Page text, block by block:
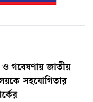
ও গবেষণায় জাতীয়
সহযোগিতার